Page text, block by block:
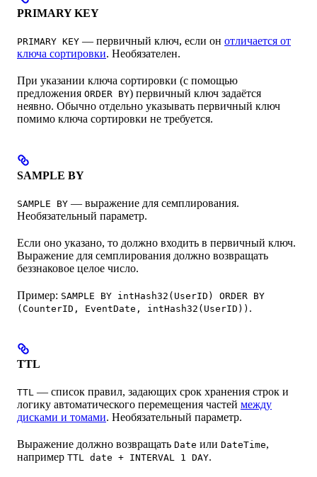
PRIMARY KEY
PRIMARY KEY — первичный ключ, если он отличается от
ключа сортировки. Необязателен.
При указании ключа сортировки (с помощью
предложения ORDER BY) первичный ключ задаётся
неявно. Обычно отдельно указывать первичный ключ
помимо ключа сортировки не требуется.
SAMPLE BY
SAMPLE BY — выражение для семплирования.
Необязательный параметр.
Если оно указано, то должно входить в первичный ключ.
Выражение для семплирования должно возвращать
беззнаковое целое число.
Пример: SAMPLE BY intHash32(UserID) ORDER BY
(CounterID, EventDate, intHash32(UserID)) .
TTL
TTL — список правил, задающих срок хранения строк и
логику автоматического перемещения частей между
дисками и томами. Необязательный параметр.
Выражение должно возвращать Date или DateTime,
например TTL date + INTERVAL 1 DAY.